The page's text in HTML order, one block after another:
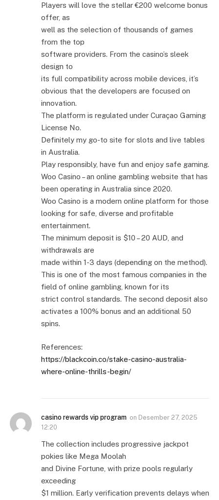
Players will love the stellar €200 welcome bonus
offer, as
well as the selection of thousands of games
from the top
software providers. From the casino’s sleek
design to
its full compatibility across mobile devices, it’s
obvious that the developers are focused on
innovation.
The platform is regulated under Curaçao Gaming
License No.
Definitely my go-to site for slots and live tables
in Australia.
Play responsibly, have fun and enjoy safe gaming.
Woo Casino – an online gambling website that has
been operating in Australia since 2020.
Woo Casino is a modern online platform for those
looking for safe, diverse and profitable
entertainment.
The minimum deposit is $10 – 20 AUD, and
withdrawals are
made within 1-3 days (depending on the method).
This is one of the most famous companies in the
field of online gambling, known for its
strict control standards. The second deposit also
activates a 100% bonus and an additional 50
spins.
References:
https://blackcoin.co/stake-casino-australia-
where-online-thrills-begin/
casino rewards vip program on Desember 27, 2025
12:20
The collection includes progressive jackpot
pokies like Mega Moolah
and Divine Fortune, with prize pools regularly
exceeding
$1 million. Early verification prevents delays when